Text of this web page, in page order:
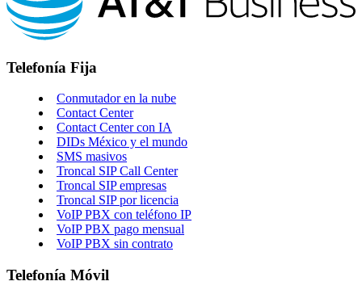
Telefonía Fija
Conmutador en la nube
Contact Center
Contact Center con IA
DIDs México y el mundo
SMS masivos
Troncal SIP Call Center
Troncal SIP empresas
Troncal SIP por licencia
VoIP PBX con teléfono IP
VoIP PBX pago mensual
VoIP PBX sin contrato
Telefonía Móvil